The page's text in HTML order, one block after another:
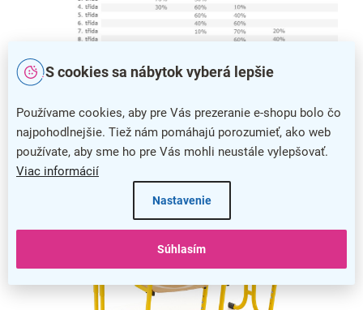
S cookies sa nábytok vyberá lepšie
Používame cookies, aby pre Vás prezeranie e-shopu bolo čo
najpohodlnejšie. Tiež nám pomáhajú porozumieť, ako web
používate, aby sme ho pre Vás mohli neustále vylepšovať.
Viac informácií
Nastavenie
Súhlasím
Veľkostná tabuľka školského nábytku s percentuálnym využitím v